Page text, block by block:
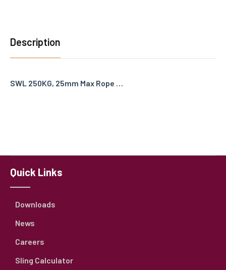
Description
SWL 250KG, 25mm Max Rope …
Quick Links
Downloads
News
Careers
Sling Calculator